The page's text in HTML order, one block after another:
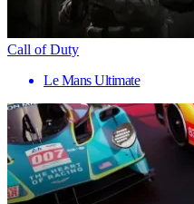
Call of Duty
Le Mans Ultimate